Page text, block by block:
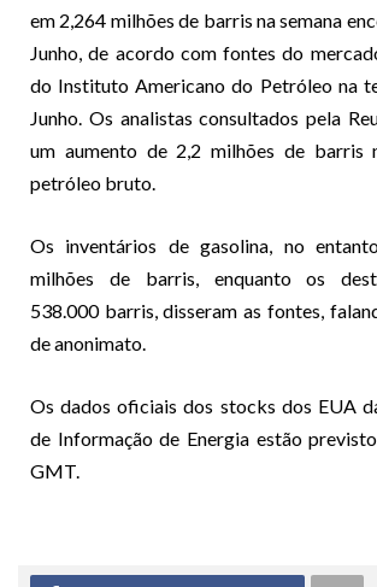
em 2,264 milhões de barris na semana
Junho, de acordo com fontes do
do Instituto Americano do Petróleo na
Junho. Os analistas consultados pela
um aumento de 2,2 milhões de barris
petróleo bruto.
Os inventários de gasolina, no
milhões de barris, enquanto os
538.000 barris, disseram as fontes,
de anonimato.
Os dados oficiais dos stocks dos EUA
de Informação de Energia estão
GMT.